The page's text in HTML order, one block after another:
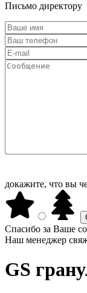
Письмо директору
докажите, что вы
Спасибо за Ваше
Наш менеджер
GS